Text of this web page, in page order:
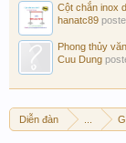
Cột chắn inox
hanatc89
Phong thủy
Cuu Dung
Diễn đàn